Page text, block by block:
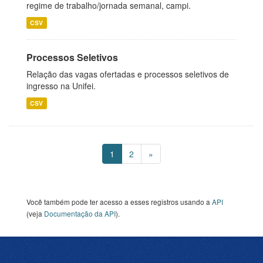
regime de trabalho/jornada semanal, campi.
CSV
Processos Seletivos
Relação das vagas ofertadas e processos seletivos de
ingresso na Unifei.
CSV
1 2 »
Você também pode ter acesso a esses registros usando a API
(veja Documentação da API).